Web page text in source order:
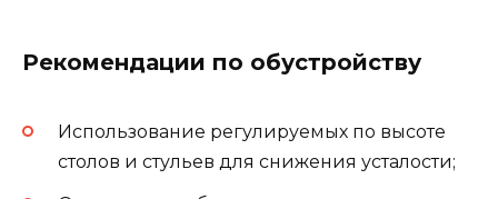
Рекомендации по обустройству
Использование регулируемых по высоте
столов и стульев для снижения усталости;